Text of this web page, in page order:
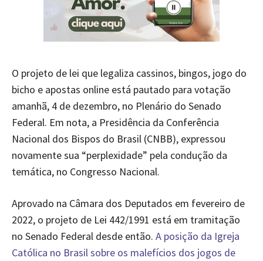
O projeto de lei que legaliza cassinos, bingos, jogo do
bicho e apostas online está pautado para votação
amanhã, 4 de dezembro, no Plenário do Senado
Federal. Em nota, a Presidência da Conferência
Nacional dos Bispos do Brasil (CNBB), expressou
novamente sua “perplexidade” pela condução da
temática, no Congresso Nacional.
Aprovado na Câmara dos Deputados em fevereiro de
2022, o projeto de Lei 442/1991 está em tramitação
no Senado Federal desde então. A posição da Igreja
Católica no Brasil sobre os malefícios dos jogos de